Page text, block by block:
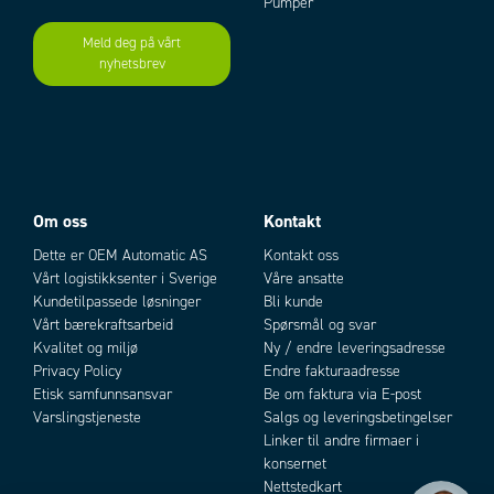
10 x 10⁶ koblinger
Matespenning
ØVRIGE TEKNISKE DATA
Montering
Godkjenninger CE, cULus, REACH, RoHS
Dybde 95,6 mm
Høyde 53 mm
IP-klasse IP40
Add to existing cart row
Meld deg på vårt
nyhetsbrev
Om oss
Dette er OEM Automatic AS
Vårt logistikksenter i Sverige
Kundetilpassede løsninger
Vårt bærekraftsarbeid
Kvalitet og miljø
Privacy Policy
Etisk samfunnsansvar
Varslingstjeneste
Kontakt
Kontakt oss
Våre ansatte
Bli kunde
Spørsmål og svar
Ny / endre leveringsadresse
Endre fakturaadresse
Be om faktura via E-post
Salgs og leveringsbetingelser
Linker til andre firmaer i
konsernet
Nettstedkart